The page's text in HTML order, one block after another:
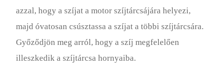
azzal, hogy a szíjat a motor szíjtárcsájára helyezi,
majd óvatosan csúsztassa a szíjat a többi szíjtárcsára.
Győződjön meg arról, hogy a szíj megfelelően
illeszkedik a szíjtárcsa hornyaiba.